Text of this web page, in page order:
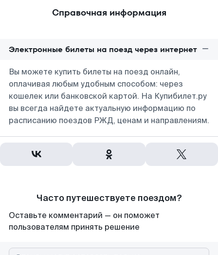
Справочная информация
Электронные билеты на поезд через интернет
Вы можете купить билеты на поезд онлайн,
оплачивая любым удобным способом: через
кошелек или банковской картой. На Купибилет.ру
вы всегда найдете актуальную информацию по
расписанию поездов РЖД, ценам и направлениям.
Часто путешествуете поездом?
Оставьте комментарий — он поможет
пользователям принять решение